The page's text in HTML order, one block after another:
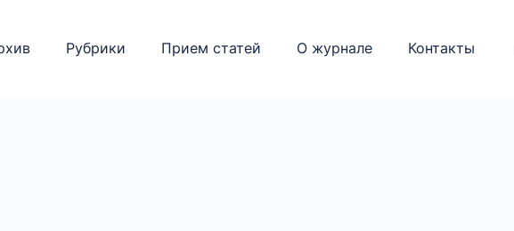
Рубрики Прием статей О журнале Контакты